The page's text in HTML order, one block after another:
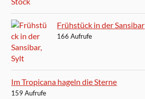
Frühstück in der Sansibar
166 Aufrufe
Im Tropicana hageln die Sterne
159 Aufrufe